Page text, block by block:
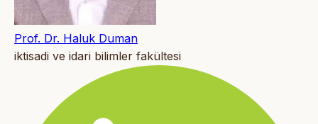
Prof. Dr. Haluk Duman
iktisadi ve idari bilimler fakültesi